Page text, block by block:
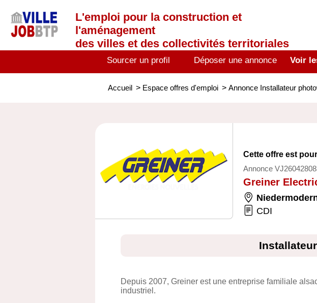
L'emploi pour la construction et
l'aménagement
des villes et des collectivités territoriales
Sourcer un profil Déposer une annonce Voir
Accueil > Espace offres d'emploi > Annonce Installateur
Cette offre est
Annonce
Greiner
CDI
Depuis 2007, Greiner est une entreprise familiale
industriel.